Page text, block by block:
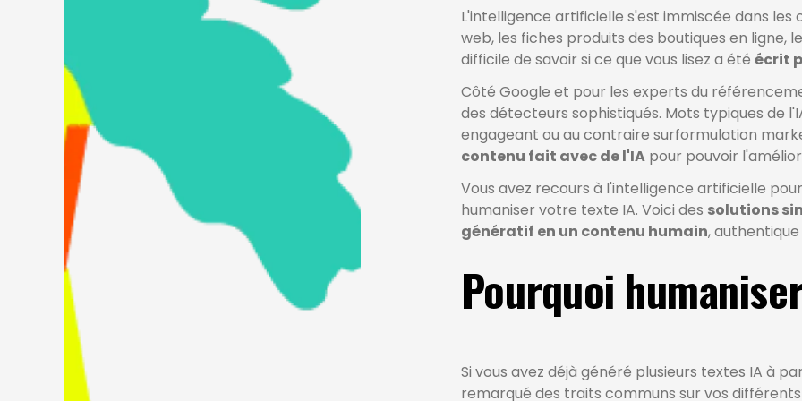
L'intelligence artificielle s'est immiscée dans les
web, les fiches produits des boutiques en ligne,
difficile de savoir si ce que vous lisez a été écrit
Côté Google et pour les experts du
des détecteurs sophistiqués. Mots typiques de
engageant ou au contraire surformulation
contenu fait avec de l'IApour pouvoir
Vous avez recours à l'intelligence artificielle
humaniser votre texte IA. Voici des solutions
génératif en un contenu humain,
Pourquoi
Si vous avez déjà généré plusieurs textes IA à
remarqué des traits communs sur vos